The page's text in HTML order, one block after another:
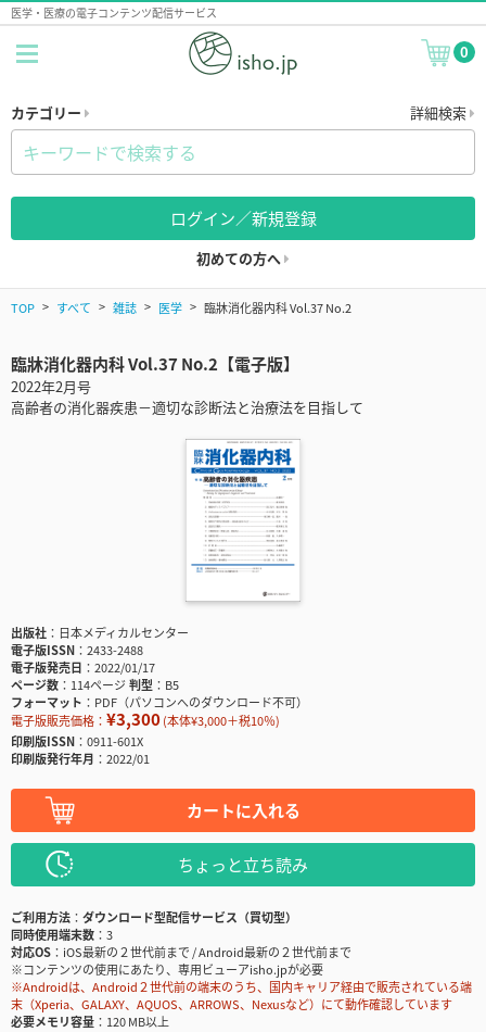
医学・医療の電子コンテンツ配信サービス
0
カテゴリー 詳細検索
ログイン／新規登録
初めての方へ
TOP すべて 雑誌 医学 臨牀消化器内科 Vol.37 No.2
臨牀消化器内科 Vol.37 No.2【電子版】
2022年2月号
高齢者の消化器疾患－適切な診断法と治療法を目指して
出版社
日本メディカルセンター
電子版ISSN
2433-2488
電子版発売日
2022/01/17
ページ数
114ページ判型
B5
フォーマット
PDF（パソコンへのダウンロード不可）
電子版販売価格： ¥3,300(本体¥3,000＋税10％)
印刷版ISSN
0911-601X
印刷版発行年月
2022/01
カートに入れる
ちょっと立ち読み
ご利用方法
ダウンロード型配信サービス（買切型）
同時使用端末数
3
対応OS
iOS最新の２世代前まで / Android最新の２世代前まで
※コンテンツの使用にあたり、専用ビューアisho.jpが必要
※Androidは、Android２世代前の端末のうち、国内キャリア経由で販売されている端
末（Xperia、GALAXY、AQUOS、ARROWS、Nexusなど）にて動作確認しています
必要メモリ容量
120 MB以上